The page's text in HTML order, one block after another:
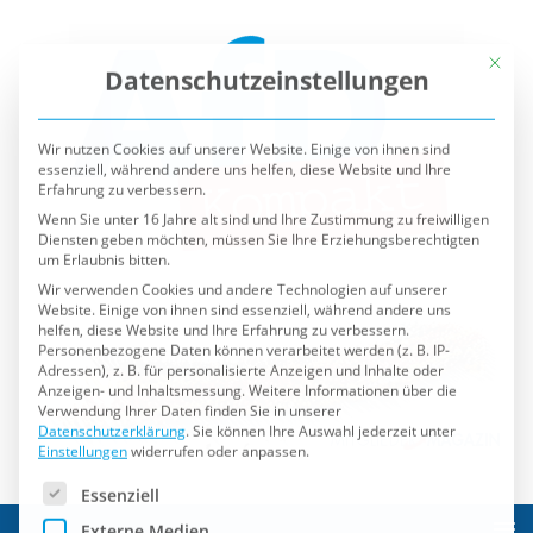
Wir nutzen Cookies auf unserer Website. Einige von ihnen sind
essenziell, während andere uns helfen, diese Website und Ihre
Erfahrung zu verbessern.
Wenn Sie unter 16 Jahre alt sind und Ihre Zustimmung zu freiwilligen
Diensten geben möchten, müssen Sie Ihre Erziehungsberechtigten
um Erlaubnis bitten.
Wir verwenden Cookies und andere Technologien auf unserer
Website. Einige von ihnen sind essenziell, während andere uns
helfen, diese Website und Ihre Erfahrung zu verbessern.
Personenbezogene Daten können verarbeitet werden (z. B. IP-
Adressen), z. B. für personalisierte Anzeigen und Inhalte oder
Anzeigen- und Inhaltsmessung.Weitere Informationen über die
Verwendung Ihrer Daten finden Sie in unserer
Datenschutzerklärung. Sie können Ihre Auswahl jederzeit unter
Einstellungenwiderrufen oder anpassen.
Es folgt eine Liste der Service-Gruppen, für die eine
Externe Medien